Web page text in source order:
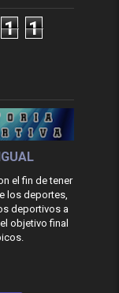
1 1
el fin de tener
los deportes,
deportivos a
objetivo final